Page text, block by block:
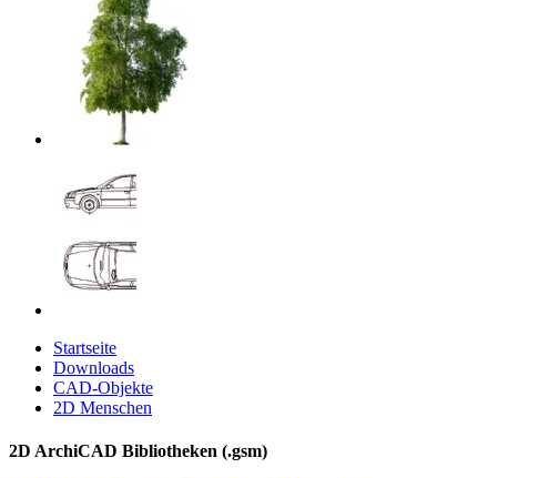
Startseite
Downloads
CAD-Objekte
2D Menschen
2D ArchiCAD Bibliotheken (.gsm)